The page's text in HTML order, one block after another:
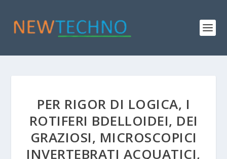
PER RIGOR DI LOGICA, I
ROTIFERI BDELLOIDEI, DEI
GRAZIOSI, MICROSCOPICI
INVERTEBRATI ACQUATICI,